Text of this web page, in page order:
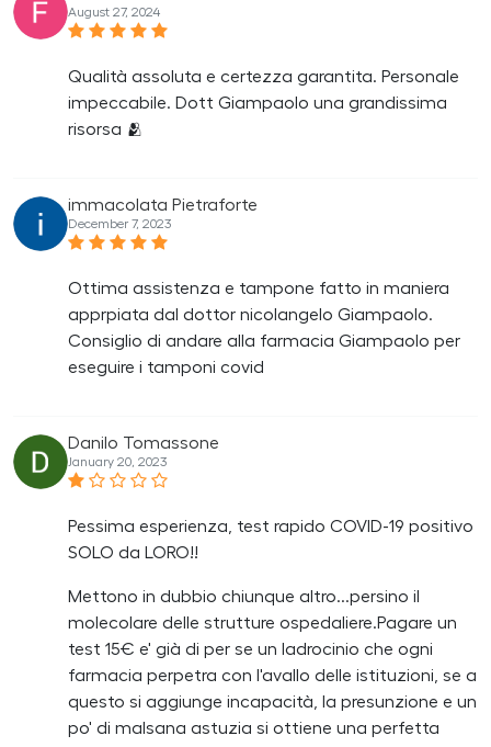
August 27, 2024
Qualità assoluta e certezza garantita. Personale
impeccabile. Dott Giampaolo una grandissima
risorsa 🫂
immacolata Pietraforte
December 7, 2023
Ottima assistenza e tampone fatto in maniera
apprpiata dal dottor nicolangelo Giampaolo.
Consiglio di andare alla farmacia Giampaolo per
eseguire i tamponi covid
Danilo Tomassone
January 20, 2023
Pessima esperienza, test rapido COVID-19 positivo
SOLO da LORO!!
Mettono in dubbio chiunque altro...persino il
molecolare delle strutture ospedaliere.Pagare un
test 15€ e' già di per se un ladrocinio che ogni
farmacia perpetra con l'avallo delle istituzioni, se a
questo si aggiunge incapacità, la presunzione e un
po' di malsana astuzia si ottiene una perfetta